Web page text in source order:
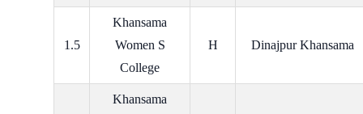
1.5
Khansama
Women S
College
H Dinajpur Khansama
Khansama